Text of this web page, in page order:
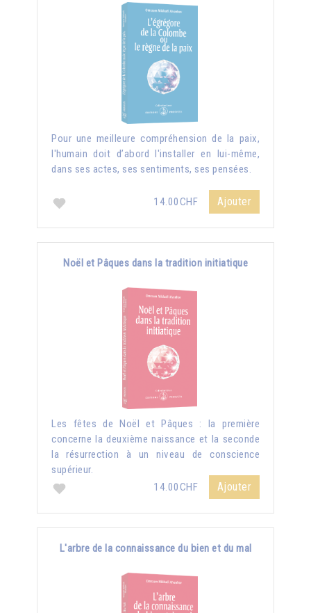
Pour une meilleure compréhension de la paix,
l'humain doit d’abord l'installer en lui-même,
dans ses actes, ses sentiments, ses pensées.
14.00CHF Ajouter
Noël et Pâques dans la tradition initiatique
Les fêtes de Noël et Pâques : la première
concerne la deuxième naissance et la seconde
la résurrection à un niveau de conscience
supérieur.
14.00CHF
Ajouter
L'arbre de la connaissance du bien et du mal